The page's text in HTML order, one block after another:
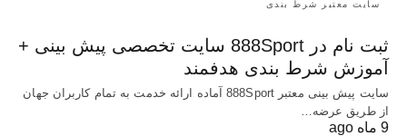
سایت معتبر شرط بندی
ثبت نام در 888Sport سایت تخصصی پیش بینی +
آموزش شرط بندی هدفمند
سایت پیش بینی معتبر 888Sport آماده ارائه خدمت به تمام کاربران جهان
از طریق عرضه…
9 ماه ago